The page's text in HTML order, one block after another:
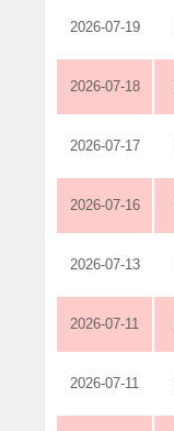
2026-07-19
2026-07-18
2026-07-17
2026-07-16
2026-07-13
2026-07-11
2026-07-11